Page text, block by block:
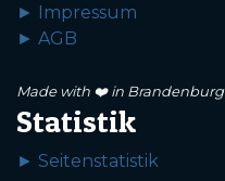
► Impressum
► AGB
Made with ❤️ in Brandenburg
Statistik
► Seitenstatistik